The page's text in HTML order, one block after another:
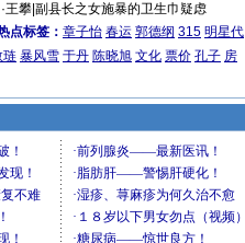
·王攀| 副县长之女施暴的卫生巾疑虑
点标签： 章子怡 春运 郭德纲 315 明星代
琏 暴风雪 于丹 陈晓旭 文化 票价 孔子 房